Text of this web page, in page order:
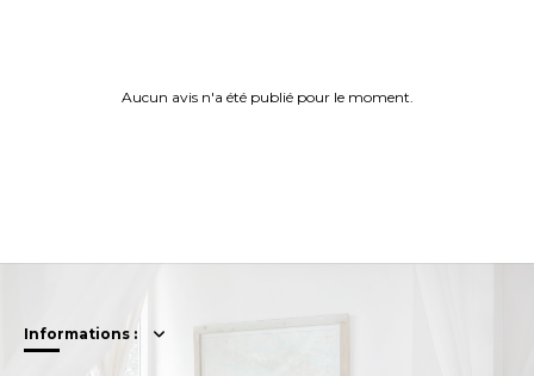
Aucun avis n'a été publié pour le moment.
Informations :